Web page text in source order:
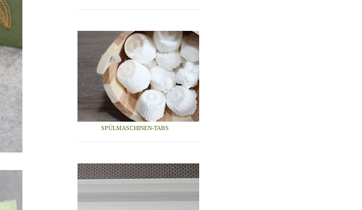
SPÜLMASCHINEN-TABS